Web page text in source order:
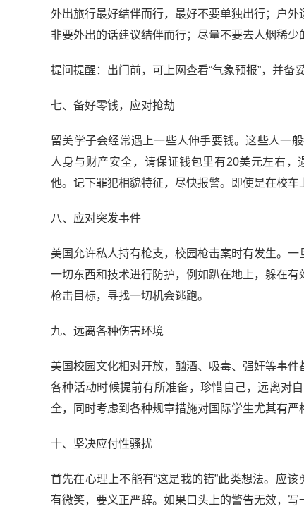
外出旅行最好结伴而行，最好不要单独出行；户
非要外出的话建议结伴而行；尽量不要去人烟稀
提问提醒：出门前，可上网查看“气象预报”，并备
七、备好零钱，应对抢劫
留美学子会经常遇上一些人伸手要钱。这些人一
人身与财产安全，请保证钱包里有20美元左右
他。记下罪犯相貌特征，尽快报警。即使是在校
八、应对突发事件
美国允许私人持有枪支，校园枪击案时有发生。
一切东西和技术进行防护，例如趴在地上，躲在
枪击目标，寻找一切机会逃跑。
九、远离各种伤害环境
美国校园文化相对开放，酗酒、吸毒、强奸等事
各种活动时候提前有所准备，珍惜自己，远离对
全，同时考虑到各种规章措施对国际学生尤其有严
十、坚决应付性骚扰
首先在心理上不能有“这是我的错”此类想法。应
有微笑，要义正严辞。如果口头上的警告无效，